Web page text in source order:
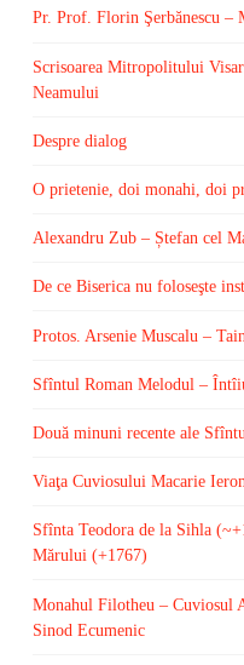
Pr. Prof. Florin Şerbănescu –
Scrisoarea Mitropolitului
Neamului
Despre dialog
O prietenie, doi monahi, doi
Alexandru Zub – Ștefan cel
De ce Biserica nu foloseşte
Protos. Arsenie Muscalu –
Sfîntul Roman Melodul –
Două minuni recente ale
Viaţa Cuviosului Macarie
Sfînta Teodora de la Sihla
Mărului (+1767)
Monahul Filotheu – Cuviosul
Sinod Ecumenic